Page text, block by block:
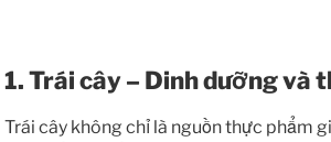
1. Trái cây – Dinh dưỡng và
Trái cây không chỉ là nguồn thực phẩm